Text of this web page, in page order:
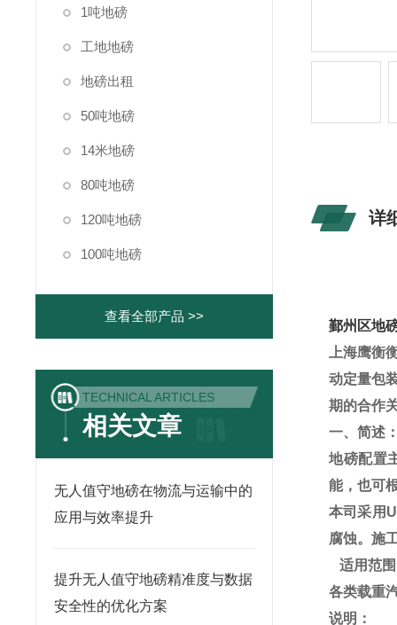
1吨地磅
工地地磅
地磅出租
50吨地磅
14米地磅
80吨地磅
120吨地磅
100吨地磅
查看全部产品 >>
TECHNICAL ARTICLES
相关文章
无人值守地磅在物流与运输中的
应用与效率提升
提升无人值守地磅精准度与数据
安全性的优化方案
详
鄞州区地
上海鹰衡
动定量包
期的合作
一、简述
地磅配置
能，也可
本司采用 U
腐蚀。施
适用范围
各类载重
说明：